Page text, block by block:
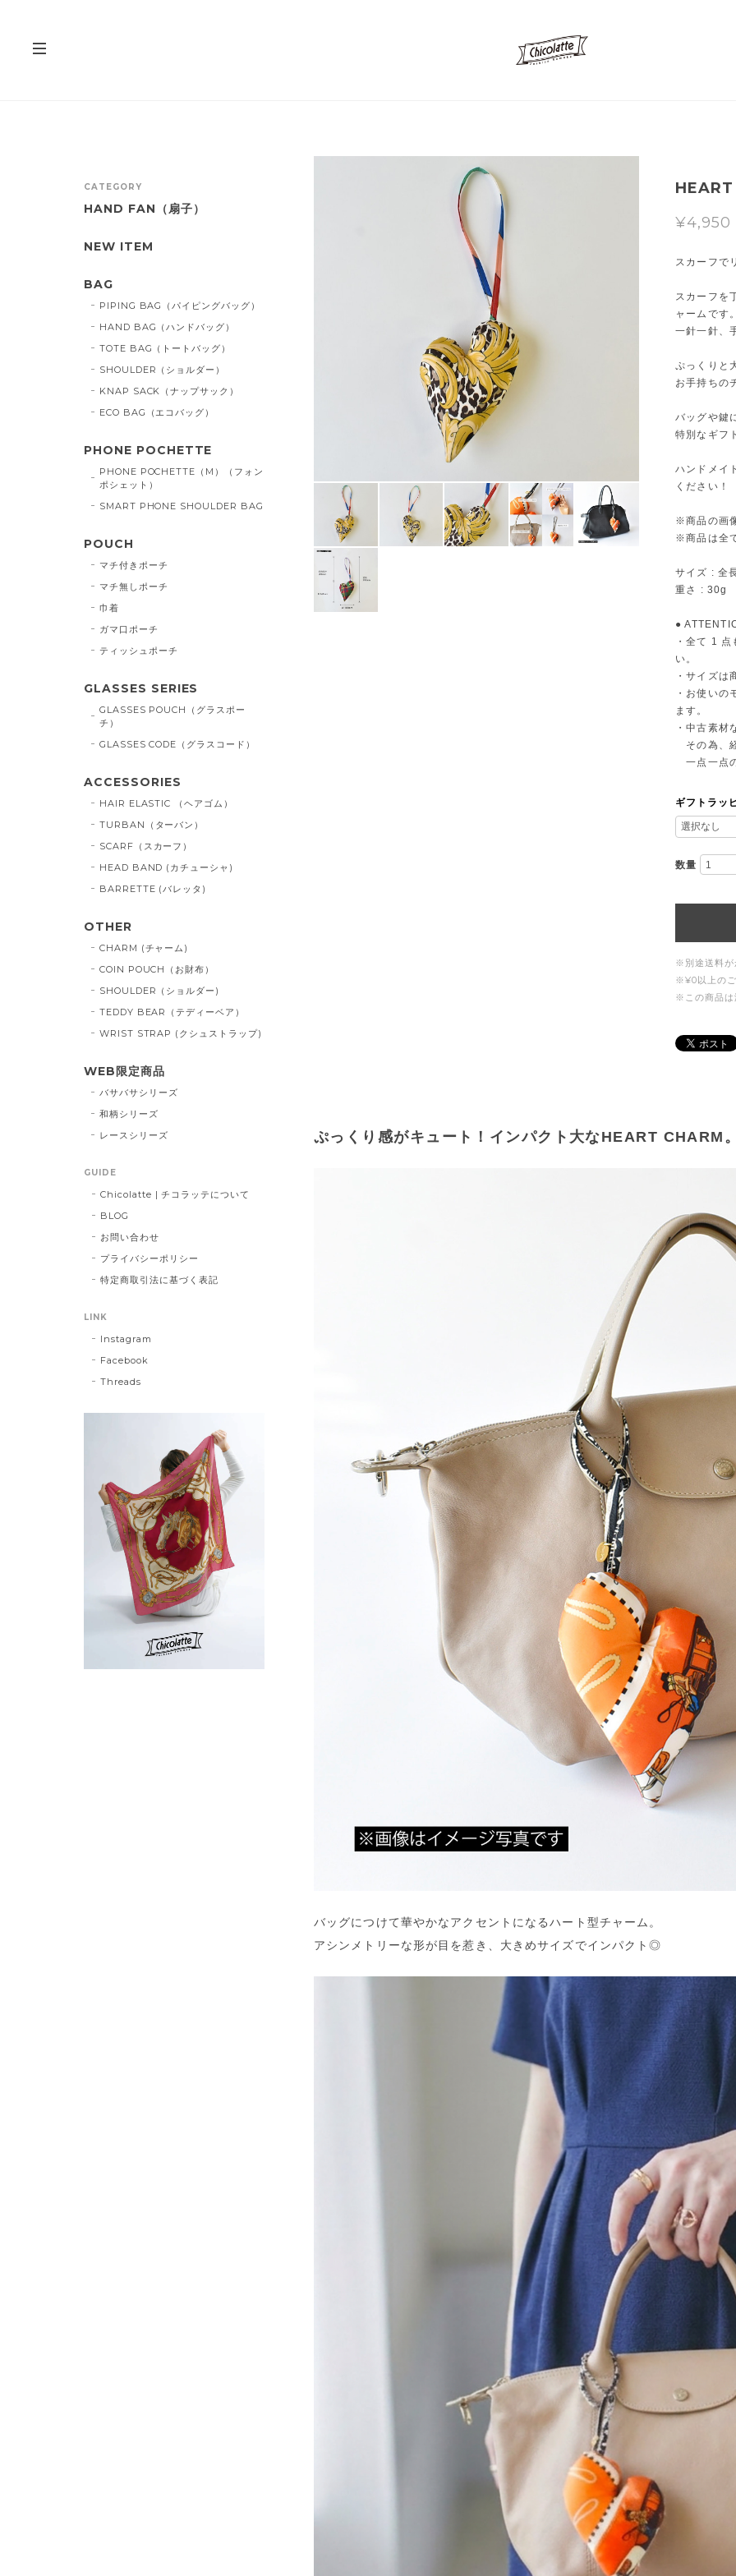
¥4,950
スカーフで
スカーフを
ャームです
一針一針、
ぷっくりと
お手持ちの
バッグや鍵
特別なギフ
ハンドメイ
ください！
※商品の画
※商品は全
サイズ : 全
重さ : 30g
●
・全て 1
い。
・サイズは
・お使いの
ます。
・中古素材
その為、
一点一点
ギフトラッ
数量
※別途送料が
※¥0以上のご
※この商品は
ぷっくり感がキュート！インパクト大なHEART CHARM
バッグにつけて華やかなアクセントになるハート型チャーム。
アシンメトリーな形が目を惹き、大きめサイズでインパクト◎
CATEGORY
HAND FAN（扇子）
NEW ITEM
BAG
PIPING BAG（パイピングバッグ）
HAND BAG（ハンドバッグ）
TOTE BAG（トートバッグ）
SHOULDER（ショルダー）
KNAP SACK（ナップサック）
ECO BAG（エコバッグ）
PHONE POCHETTE
PHONE POCHETTE（M）（フォン
ポシェット）
SMART PHONE SHOULDER BAG
POUCH
マチ付きポーチ
マチ無しポーチ
巾着
ガマ口ポーチ
ティッシュポーチ
GLASSES SERIES
GLASSES POUCH（グラスポー
チ）
GLASSES CODE（グラスコード）
ACCESSORIES
HAIR ELASTIC （ヘアゴム）
TURBAN（ターバン）
SCARF（スカーフ）
HEAD BAND (カチューシャ)
BARRETTE (バレッタ)
OTHER
CHARM (チャーム)
COIN POUCH（お財布）
SHOULDER（ショルダー)
TEDDY BEAR（テディーベア）
WRIST STRAP (クシュストラップ)
WEB限定商品
バサバサシリーズ
和柄シリーズ
レースシリーズ
GUIDE
Chicolatte | チコラッテについて
BLOG
お問い合わせ
プライバシーポリシー
特定商取引法に基づく表記
LINK
Instagram
Facebook
Threads